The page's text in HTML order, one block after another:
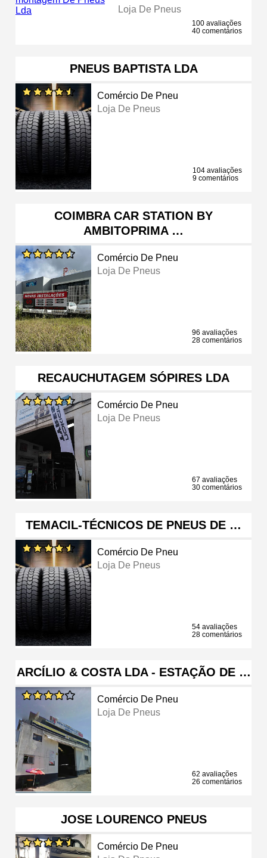
Loja De Pneus
100 avaliações
40 comentários
PNEUS BAPTISTA LDA
Comércio De Pneu
Loja De Pneus
104 avaliações
9 comentários
COIMBRA CAR STATION BY
AMBITOPRIMA …
Comércio De Pneu
Loja De Pneus
96 avaliações
28 comentários
RECAUCHUTAGEM SÓPIRES LDA
Comércio De Pneu
Loja De Pneus
67 avaliações
30 comentários
TEMACIL-TÉCNICOS DE PNEUS DE …
Comércio De Pneu
Loja De Pneus
54 avaliações
28 comentários
ARCÍLIO & COSTA LDA - ESTAÇÃO DE …
Comércio De Pneu
Loja De Pneus
62 avaliações
26 comentários
JOSE LOURENCO PNEUS
Comércio De Pneu